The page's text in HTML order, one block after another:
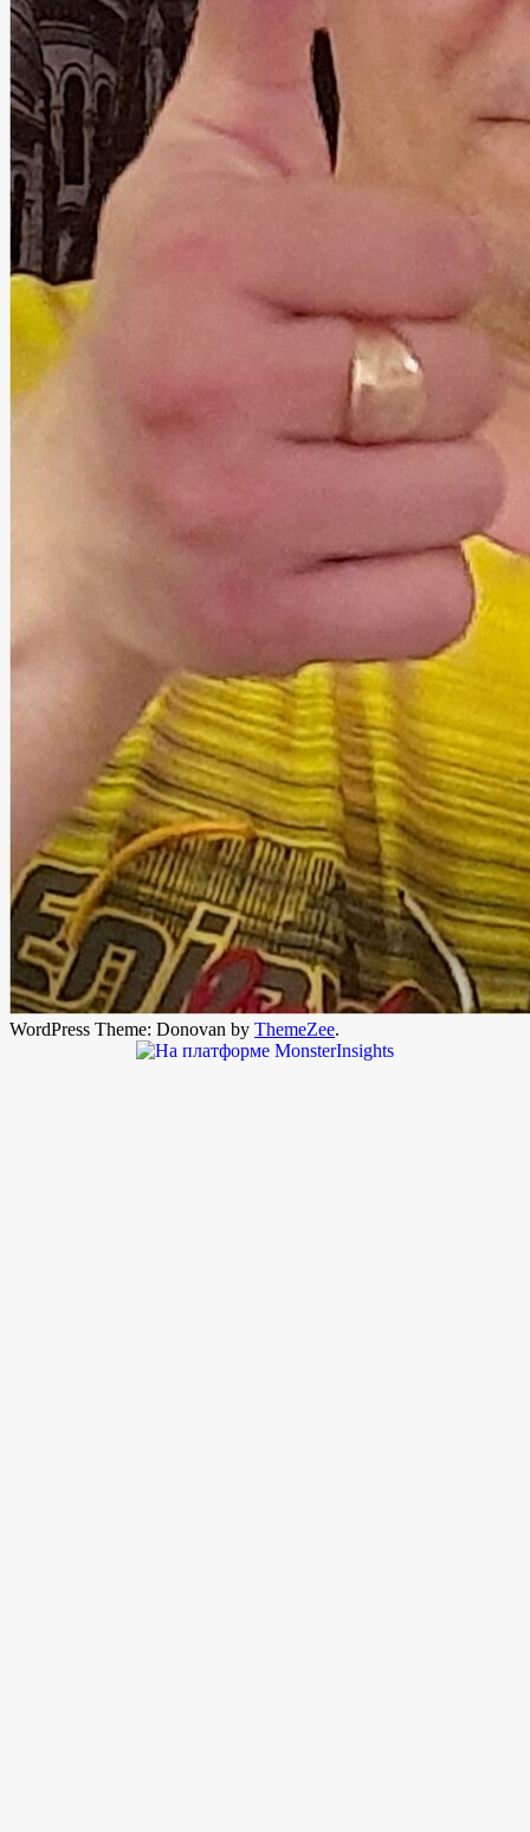
WordPress Theme: Donovan by ThemeZee.